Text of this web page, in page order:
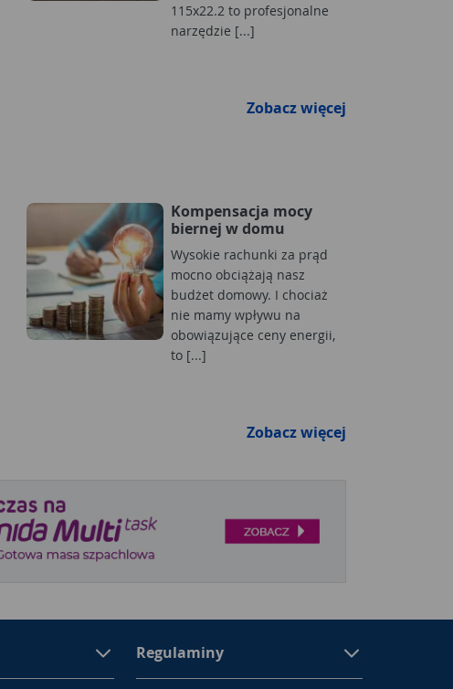
115x22.2 to profesjonalne
narzędzie [...]
Zobacz więcej
Kompensacja mocy
biernej w domu
Wysokie rachunki za prąd
mocno obciążają nasz
budżet domowy. I chociaż
nie mamy wpływu na
obowiązujące ceny energii,
to [...]
Zobacz więcej
Regulaminy